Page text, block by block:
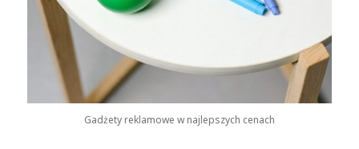
Gadżety reklamowe w najlepszych cenach